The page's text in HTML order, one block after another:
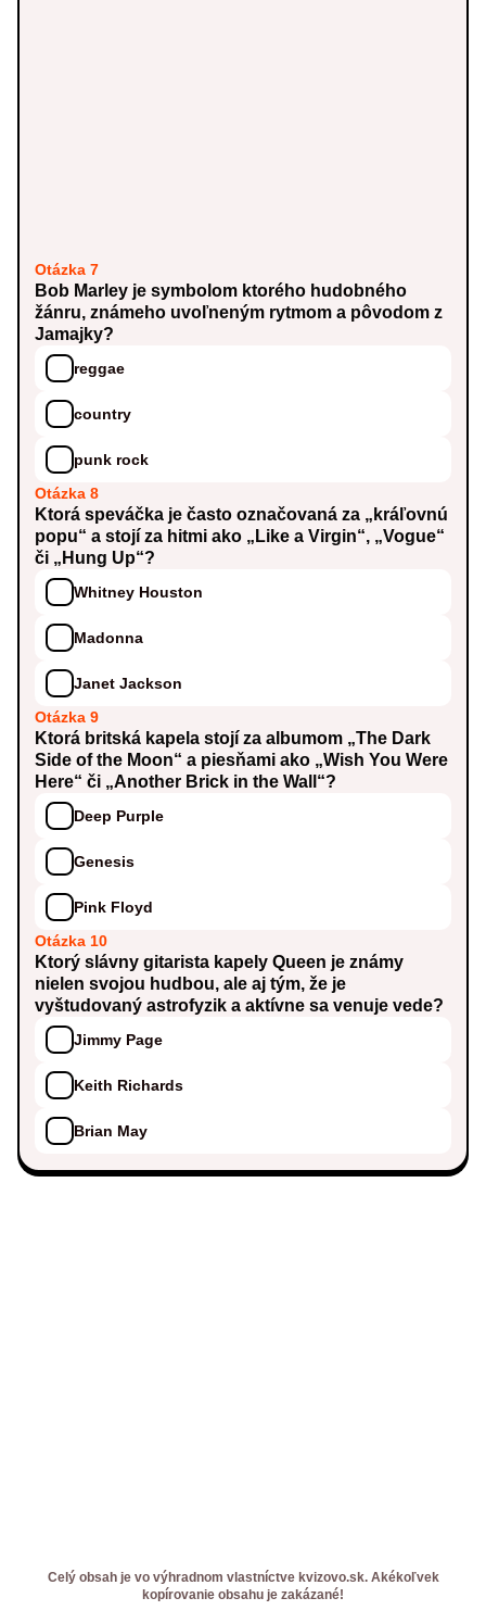
Otázka 7
Bob Marley je symbolom ktorého hudobného
žánru, známeho uvoľneným rytmom a pôvodom z
Jamajky?
reggae
country
punk rock
Otázka 8
Ktorá speváčka je často označovaná za „kráľovnú
popu“ a stojí za hitmi ako „Like a Virgin“, „Vogue“
či „Hung Up“?
Whitney Houston
Madonna
Janet Jackson
Otázka 9
Ktorá britská kapela stojí za albumom „The Dark
Side of the Moon“ a piesňami ako „Wish You Were
Here“ či „Another Brick in the Wall“?
Deep Purple
Genesis
Pink Floyd
Otázka 10
Ktorý slávny gitarista kapely Queen je známy
nielen svojou hudbou, ale aj tým, že je
vyštudovaný astrofyzik a aktívne sa venuje vede?
Jimmy Page
Keith Richards
Brian May
Celý obsah je vo výhradnom vlastníctve kvizovo.sk. Akékoľvek
kopírovanie obsahu je zakázané!